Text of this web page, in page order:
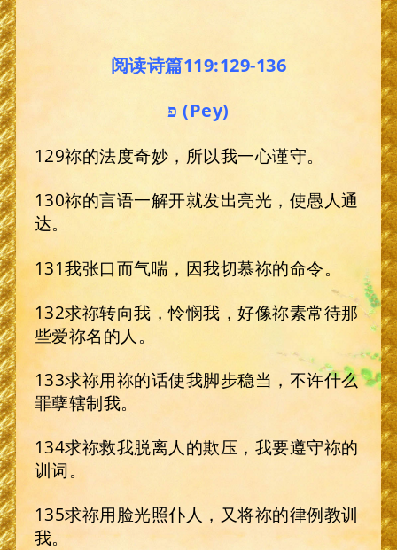
阅读诗篇119:129-136
פ (Pey)
129祢的法度奇妙，所以我一心谨守。
130祢的言语一解开就发出亮光，使愚人通
达。
131我张口而气喘，因我切慕祢的命令。
132求祢转向我，怜悯我，好像祢素常待那
些爱祢名的人。
133求祢用祢的话使我脚步稳当，不许什么
罪孽辖制我。
134求祢救我脱离人的欺压，我要遵守祢的
训词。
135求祢用脸光照仆人，又将祢的律例教训
我。